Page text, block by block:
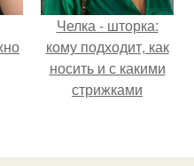
Челка - шторка:
кому подходит, как
носить и с какими
стрижками